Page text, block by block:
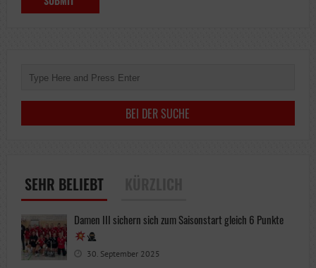
SEHR BELIEBT
Damen III sichern sich zum Saisonstart gleich 6 Punkte
30. September 2025